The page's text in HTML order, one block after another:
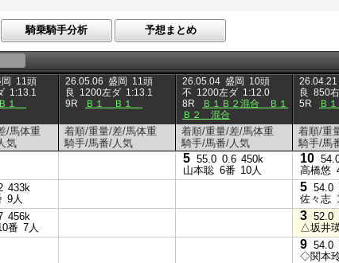
騎乗騎手分析 予想まとめ
11頭
1:13.1
１
26.05.06 盛岡 11頭
良
1200左ダ 1:13.1
9R
Ｂ１ Ｂ１
26.05.04 盛岡 10頭
不 1200左ダ 1:12.0
8R
Ｂ１Ｂ２混合 Ｂ１
Ｂ２ 混合
26.04.21
良 850
5R
Ｂ
/馬体重
気
着順/重量/差/馬体重
騎手/馬番/人気
着順/重量/差/馬体重
騎手/馬番/人気
着順/重
騎手/馬
5 55.0 0.6 450k
山本聡 6番 10人
10
高橋悠
433k
9人
5 54.0
佐々志
456k
番 7人
3 52.0
△坂井
9 54.0
◇関本